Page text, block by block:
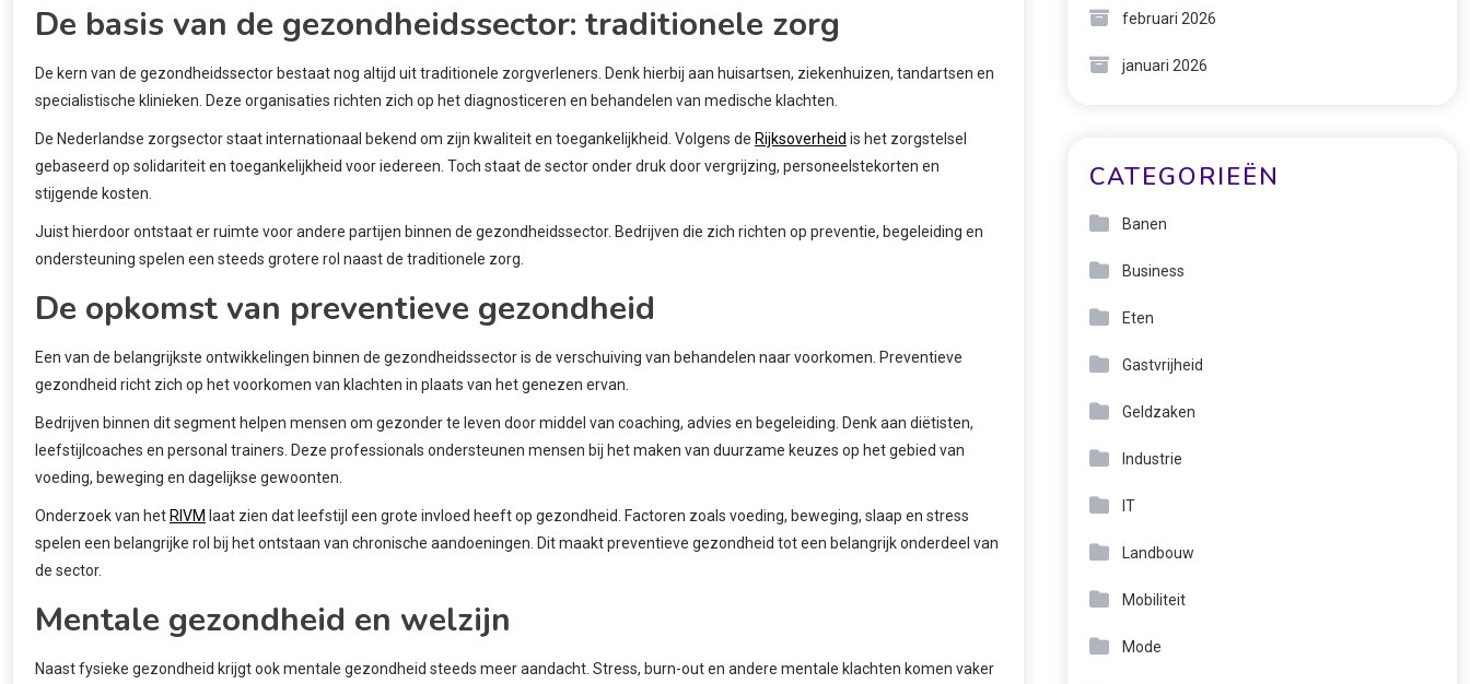
De basis van de gezondheidssector: traditionele zorg
De kern van de gezondheidssector bestaat nog altijd uit traditionele zorgverleners. Denk hierbij aan huisartsen, ziekenhuizen, tandartsen en
specialistische klinieken. Deze organisaties richten zich op het diagnosticeren en behandelen van medische klachten.
De Nederlandse zorgsector staat internationaal bekend om zijn kwaliteit en toegankelijkheid. Volgens de Rijksoverheid is het zorgstelsel
gebaseerd op solidariteit en toegankelijkheid voor iedereen. Toch staat de sector onder druk door vergrijzing, personeelstekorten en
stijgende kosten.
Juist hierdoor ontstaat er ruimte voor andere partijen binnen de gezondheidssector. Bedrijven die zich richten op preventie, begeleiding en
ondersteuning spelen een steeds grotere rol naast de traditionele zorg.
De opkomst van preventieve gezondheid
Een van de belangrijkste ontwikkelingen binnen de gezondheidssector is de verschuiving van behandelen naar voorkomen. Preventieve
gezondheid richt zich op het voorkomen van klachten in plaats van het genezen ervan.
Bedrijven binnen dit segment helpen mensen om gezonder te leven door middel van coaching, advies en begeleiding. Denk aan diëtisten,
leefstijlcoaches en personal trainers. Deze professionals ondersteunen mensen bij het maken van duurzame keuzes op het gebied van
voeding, beweging en dagelijkse gewoonten.
Onderzoek van hetRIVM laat zien dat leefstijl een grote invloed heeft op gezondheid. Factoren zoals voeding, beweging, slaap en stress
spelen een belangrijke rol bij het ontstaan van chronische aandoeningen. Dit maakt preventieve gezondheid tot een belangrijk onderdeel van
de sector.
Mentale gezondheid en welzijn
Naast fysieke gezondheid krijgt ook mentale gezondheid steeds meer aandacht. Stress, burn-out en andere mentale klachten komen vaker
februari 2026
januari 2026
CATEGORIEËN
Banen
Business
Eten
Gastvrijheid
Geldzaken
Industrie
IT
Landbouw
Mobiliteit
Mode